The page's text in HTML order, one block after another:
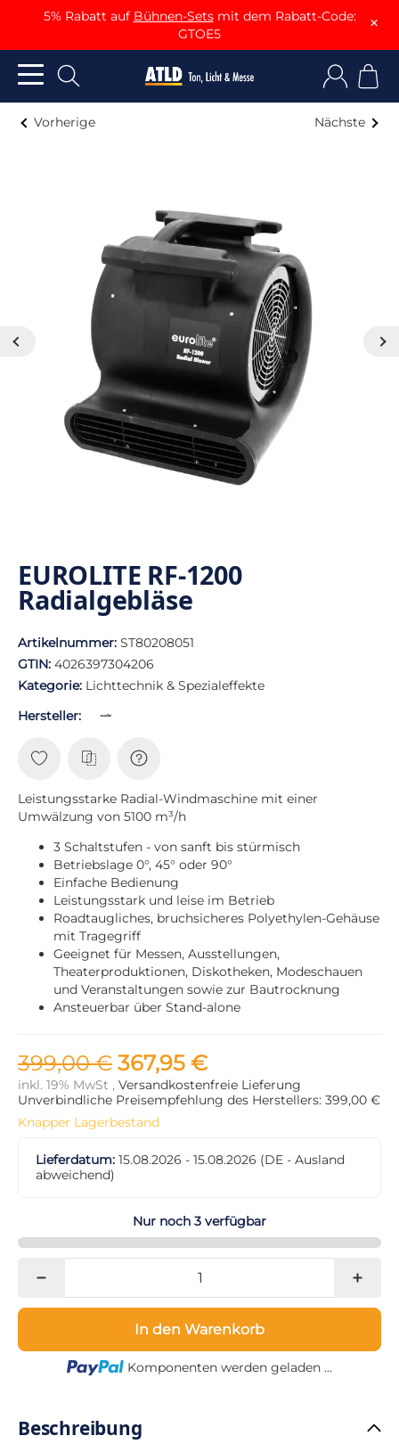
5% Rabatt auf Bühnen-Setsmit dem Rabatt-Code:
GTOE5
×
Vorherige Nächste
EUROLITE RF-1200
Radialgebläse
Artikelnummer: ST80208051
GTIN: 4026397304206
Kategorie: Lichttechnik & Spezialeffekte
Hersteller:
Leistungsstarke Radial-Windmaschine mit einer
Umwälzung von 5100 m³/h
3 Schaltstufen - von sanft bis stürmisch
Betriebslage 0°, 45° oder 90°
Einfache Bedienung
Leistungsstark und leise im Betrieb
Roadtaugliches, bruchsicheres Polyethylen-Gehäuse
mit Tragegriff
Geeignet für Messen, Ausstellungen,
Theaterproduktionen, Diskotheken, Modeschauen
und Veranstaltungen sowie zur Bautrocknung
Ansteuerbar über Stand-alone
399,00 € 367,95 €
inkl. 19% MwSt , Versandkostenfreie Lieferung
Unverbindliche Preisempfehlung des Herstellers: 399,00 €
Knapper Lagerbestand
Lieferdatum: 15.08.2026 - 15.08.2026 (DE - Ausland
abweichend)
Nur noch 3 verfügbar
In den Warenkorb
Loading...
Komponenten werden geladen ...
Beschreibung